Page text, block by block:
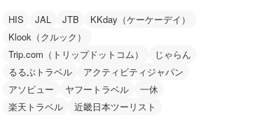
HIS JAL JTB
KKday（ケーケーデイ）
Klook（クルック）
Trip.com（トリップドットコム）
じゃらん
るるぶトラベル
アクティビティジャパン
アソビュー
ヤフートラベル
一休
楽天トラベル
近畿日本ツーリスト